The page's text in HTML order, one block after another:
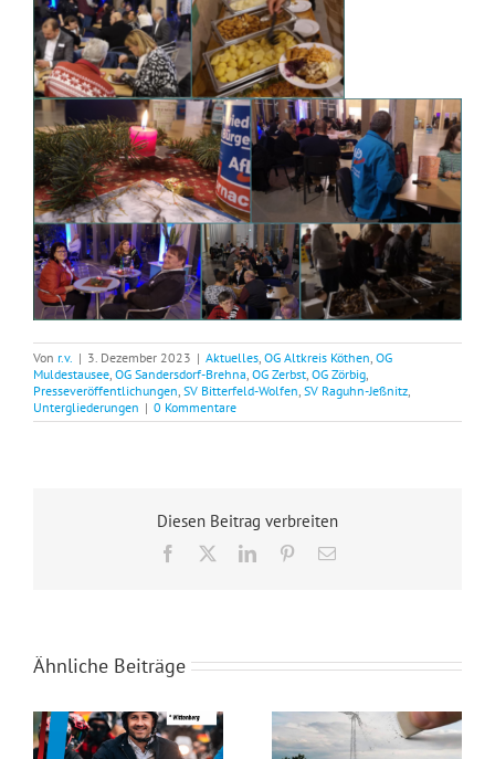
Von r.v. | 3. Dezember 2023 | Aktuelles OG Altkreis Köthen OG
Muldestausee OG Sandersdorf-Brehna OG Zerbst OG Zörbig
Presseveröffentlichungen SV Bitterfeld-Wolfen SV Raguhn-Jeßnitz
Untergliederungen | 0 Kommentare
Diesen Beitrag verbreiten
Facebook LinkedInPinterest
E-
Ähnliche Beiträge